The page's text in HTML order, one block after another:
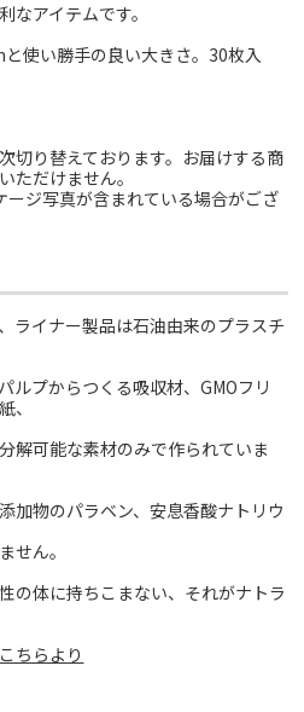
なアイテムです。
使い勝手の良い大きさ。30枚入
切り替えております。お届けする商
ただけません。
ジ写真が含まれている場合がござ
ライナー製品は石油由来のプラスチ
ルプからつくる吸収材、GMOフリ
、
解可能な素材のみで作られていま
加物のパラベン、安息香酸ナトリウ
せん。
の体に持ちこまない、それがナトラ
こちらより